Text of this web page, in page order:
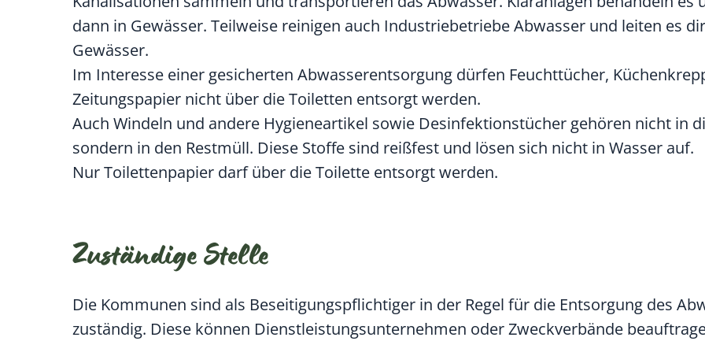
dann in Gewässer. Teilweise reinigen auch Industriebetriebe Abwasser und leiten es
Gewässer.
Im Interesse einer gesicherten Abwasserentsorgung dürfen Feuchttücher,
Zeitungspapier nicht über die Toiletten entsorgt werden.
Auch Windeln und andere Hygieneartikel sowie Desinfektionstücher gehören nicht in
sondern in den Restmüll. Diese Stoffe sind reißfest und lösen sich nicht in Wasser auf.
Nur Toilettenpapier darf über die Toilette entsorgt werden.
Zuständige Stelle
Die Kommunen sind als Beseitigungspflichtiger in der Regel für die Entsorgung des
zuständig. Diese können Dienstleistungsunternehmen oder Zweckverbände